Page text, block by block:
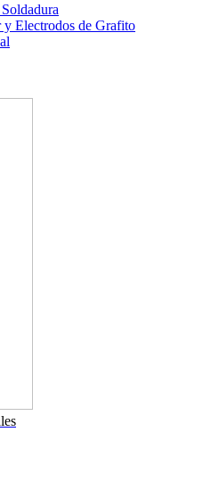
y Electrodos de Grafito